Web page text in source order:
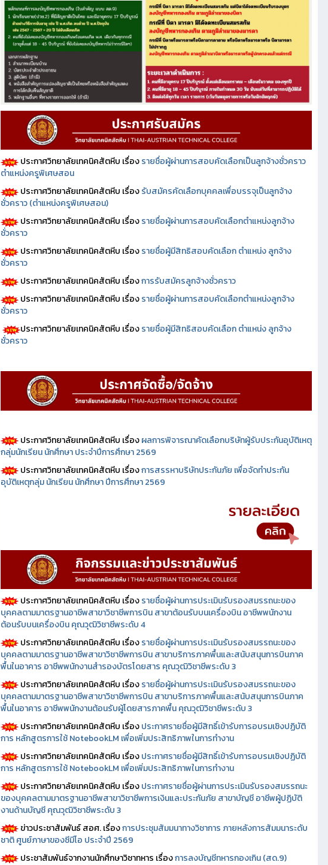
ประกาศวิทยาลัยเทคนิคสัตหีบ เรื่องรายชื่อผู้ผ่านการสอบคัดเลือกเป็นลูกจ้างชั่วคราว
ตำแหน่งครูพิเศษสอน
ประกาศวิทยาลัยเทคนิคสัตหีบ เรื่องรับสมัครคัดเลือกบุคคลเพื่อบรรจุเป็นลูกจ้าง
ชั่วคราว (ตำแหน่งครูพิเศษสอน)
ประกาศวิทยาลัยเทคนิคสัตหีบ เรื่องรายชื่อผู้ผ่านการสอบคัดเลือกตำแหน่งลูกจ้าง
ชั่วคราว
ประกาศวิทยาลัยเทคนิคสัตหีบ เรื่องรายชื่อผู้มีสิทธิสอบคัดเลือก ตำแหน่ง ลูกจ้าง
ชั่วคราว
ประกาศวิทยาลัยเทคนิคสัตหีบ เรื่องการรับสมัครลูกจ้างชั่วคราว
ประกาศวิทยาลัยเทคนิคสัตหีบ เรื่องรายชื่อผู้ผ่านการสอบคัดเลือกตำแหน่งลูกจ้าง
ชั่วคราว
ประกาศวิทยาลัยเทคนิคสัตหีบ เรื่องรายชื่อผู้มีสิทธิสอบคัดเลือก ตำแหน่ง ลูกจ้าง
ชั่วคราว
ประกาศวิทยาลัยเทคนิคสัตหีบ เรื่องผลการพิจารณาคัดเลือกบริษัทผู้รับประกันอุบัติเหตุ
กลุ่มนักเรียน นักศึกษา ประจำปีการศึกษา 2569
ประกาศวิทยาลัยเทคนิคสัตหีบ เรื่องการสรรหาบริษัทประกันภัย เพื่อจัดทำประกัน
อุบัติเหตุกลุ่ม นักเรียน นักศึกษา ปีการศึกษา 2569
ประกาศวิทยาลัยเทคนิคสัตหีบ เรื่องรายชื่อผู้ผ่านการประเมินรับรองสมรรถนะของ
บุคคลตามมาตรฐานอาชีพสาขาวิชาชีพการบิน สาขาต้อนรับบนเครื่องบิน อาชีพพนักงาน
ต้อนรับบนเครื่องบิน คุณวุฒิวิชาชีพระดับ 4
ประกาศวิทยาลัยเทคนิคสัตหีบ เรื่องรายชื่อผู้ผ่านการประเมินรับรองสมรรถนะของ
บุคคลตามมาตรฐานอาชีพสาขาวิชาชีพการบิน สาขาบริการภาคพื้นและสนับสนุนการบินภาค
พื้นในอาคาร อาชีพพนักงานสำรองบัตรโดยสาร คุณวุฒิวิชาชีพระดับ 3
ประกาศวิทยาลัยเทคนิคสัตหีบ เรื่องรายชื่อผู้ผ่านการประเมินรับรองสมรรถนะของ
บุคคลตามมาตรฐานอาชีพสาขาวิชาชีพการบิน สาขาบริการภาคพื้นและสนับสนุนการบินภาค
พื้นในอาคาร อาชีพพนักงานต้อนรับผู้โดยสารภาคพื้น คุณวุฒิวิชาชีพระดับ 3
ประกาศวิทยาลัยเทคนิคสัตหีบ เรื่องประกาศรายชื่อผู้มีสิทธิ์เข้ารับการอบรมเชิงปฏิบัติ
การ หลักสูตรการใช้ NotebookLM เพื่อเพิ่มประสิทธิภาพในการทำงาน
ประกาศวิทยาลัยเทคนิคสัตหีบ เรื่องประกาศรายชื่อผู้มีสิทธิ์เข้ารับการอบรมเชิงปฏิบัติ
การ หลักสูตรการใช้ NotebookLM เพื่อเพิ่มประสิทธิภาพในการทำงาน
ประกาศวิทยาลัยเทคนิคสัตหีบ เรื่องประกาศรายชื่อผู้ผ่านการประเมินรับรองสมรรถนะ
ของบุคคลตามมาตรฐานอาชีพสาขาวิชาชีพการเงินและประกันภัย สาขาบัญชี อาชีพผู้ปฏิบัติ
งานด้านบัญชี คุณวุฒิวิชาชีพระดับ 3
ข่าวประชาสัมพันธ์ สอศ.เรื่องการประชุมสัมมนาทางวิชาการ ภายหลังการสัมมนาระดับ
ชาติ ศูนย์ภาษาของซีมีโอ ประจำปี 2569
ประชาสัมพันธ์จากงานนักศึกษาวิชาทหาร เรื่องการลงบัญชีทหารกองเกิน (สด.9)